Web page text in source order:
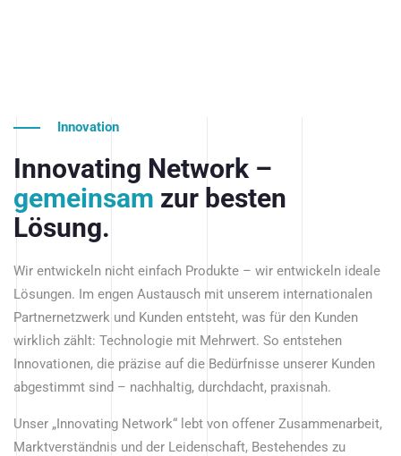
Innovation
Innovating Network –
gemeinsam zur besten
Lösung.
Wir entwickeln nicht einfach Produkte – wir entwickeln ideale
Lösungen. Im engen Austausch mit unserem internationalen
Partnernetzwerk und Kunden entsteht, was für den Kunden
wirklich zählt: Technologie mit Mehrwert. So entstehen
Innovationen, die präzise auf die Bedürfnisse unserer Kunden
abgestimmt sind – nachhaltig, durchdacht, praxisnah.
Unser „Innovating Network“ lebt von offener Zusammenarbeit,
Marktverständnis und der Leidenschaft, Bestehendes zu